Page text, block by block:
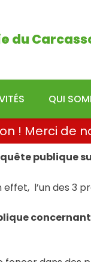
du
QUI
! Merci de
publique
effet, l’un des 3
concernant